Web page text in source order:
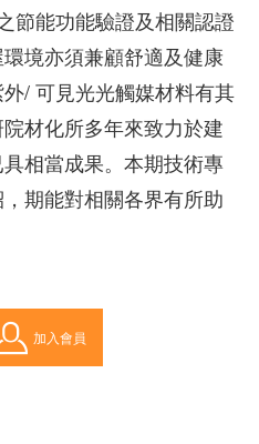
節能功能驗證及相關認證
境亦須兼顧舒適及健康
/ 可見光光觸媒材料有其
材化所多年來致力於建
相當成果。本期技術專
期能對相關各界有所助
加入會員